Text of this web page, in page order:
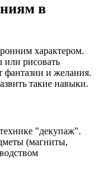
в
характером.
или рисовать
фантазии и желания.
такие навыки.
"декупаж".
(магниты,